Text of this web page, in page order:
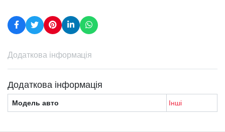
Додаткова інформація
Додаткова інформація
Модель авто Інші